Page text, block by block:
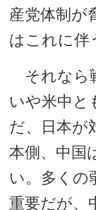
産党体制が
はこれに伴
それなら
いや米中と
だ、日本が
本側、中国
い。多くの
重要だが、